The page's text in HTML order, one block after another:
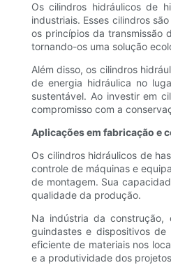
Os cilindros hidráulicos de
industriais. Esses cilindros
os princípios da transmissão
tornando-os uma solução
Além disso, os cilindros
de energia hidráulica no
sustentável. Ao investir em
compromisso com a
Aplicações em fabricação e
Os cilindros hidráulicos de
controle de máquinas e
de montagem. Sua
qualidade da produção.
Na indústria da construção,
guindastes e dispositivos
eficiente de materiais nos
e a produtividade dos